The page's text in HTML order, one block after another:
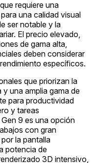
requiere una
una calidad visual
ser notable y la
El precio elevado,
de gama alta,
deben considerar
específicos.
que priorizan la
una amplia gama de
para productividad
y tareas
9 es una opción
con gran
la pantalla
potencia de
3D intensivo,